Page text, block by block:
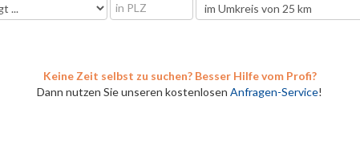
Keine Zeit selbst zu suchen? Besser Hilfe vom Profi?
Dann nutzen Sie unseren kostenlosen Anfragen-Service!